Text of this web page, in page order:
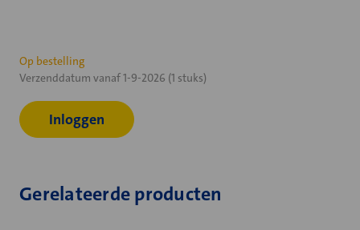
Huidige
voorraad:
Op bestelling
Verzenddatum vanaf 1-9-2026 (1 stuks)
Inloggen
Gerelateerde producten